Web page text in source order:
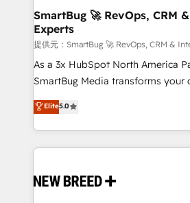
We are built for the work.
を、CRMを軸とした全社共通基盤に
思決定者・PMO・現場担当者に並走し
HubSpot導入・活用支援 顧客デー
GTMの見える化・自動化まで。全
タ品質設計、グループ横断のCRM
の一部をAIが自律実行する組織への
Breeze・Claude等をHubSpotと連
革を、構想から実装・定着までPMO
SmartBug 🚀 RevOps, CRM
Experts
提供元：SmartBug 🚀 RevOps, CRM &
As a 3x HubSpot North America
SmartBug Media transforms your
into a revenue engine. Our unified
includes specialized divisions
Software) and Point Success
making this the official home for all
and system integrations powered
Elite5.0